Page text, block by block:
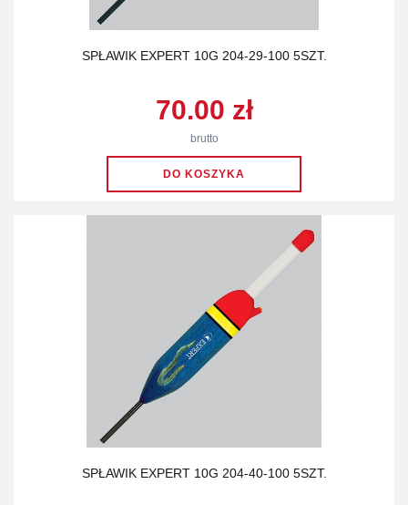
SPŁAWIK EXPERT 10G 204-29-100 5SZT.
70.00 zł
brutto
SPŁAWIK EXPERT 10G 204-40-100 5SZT.